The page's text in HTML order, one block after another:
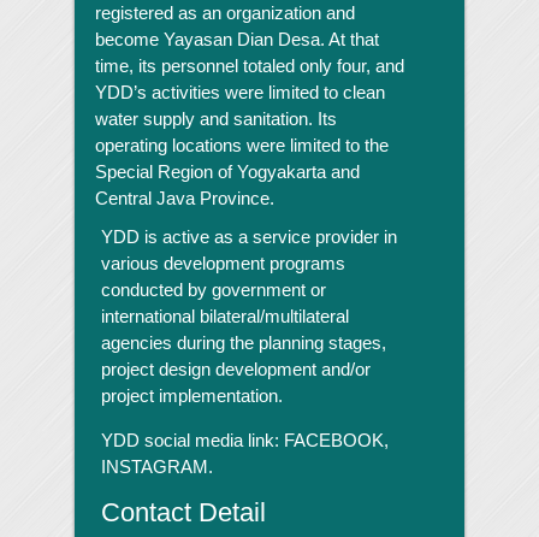
registered as an organization and
become Yayasan Dian Desa. At that
time, its personnel totaled only four, and
YDD’s activities were limited to clean
water supply and sanitation. Its
operating locations were limited to the
Special Region of Yogyakarta and
Central Java Province.
YDD is active as a service provider in
various development programs
conducted by government or
international bilateral/multilateral
agencies during the planning stages,
project design development and/or
project implementation.
YDD social media link: FACEBOOK,
INSTAGRAM.
Contact Detail